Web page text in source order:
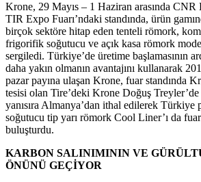
Krone, 29 Mayıs – 1 Haziran arasında CNR
TIR Expo Fuarı’ndaki standında, ürün
birçok sektöre hitap eden tenteli römork,
frigorifik soğutucu ve açık kasa römork
sergiledi. Türkiye’de üretime başlamasının
daha yakın olmanın avantajını kullanarak
pazar payına ulaşan Krone, fuar standında
tesisi olan Tire’deki Krone Doğuş
yanısıra Almanya’dan ithal edilerek Türkiye
soğutucu tip yarı römork Cool Liner’ı da
buluşturdu.
KARBON SALINIMININ VE
ÖNÜNÜ GEÇİYOR